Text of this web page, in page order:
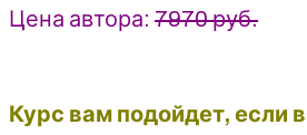
Цена автора: 7970 руб.
Курс вам подойдет, если